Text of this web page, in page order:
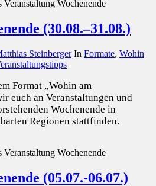
(30.08.–31.08.)
SteinbergerIn Formate, Wohin
Format „Wohin am
euch an Veranstaltungen und
Wochenende in
Regionen stattfinden.
(05.07.-06.07.)